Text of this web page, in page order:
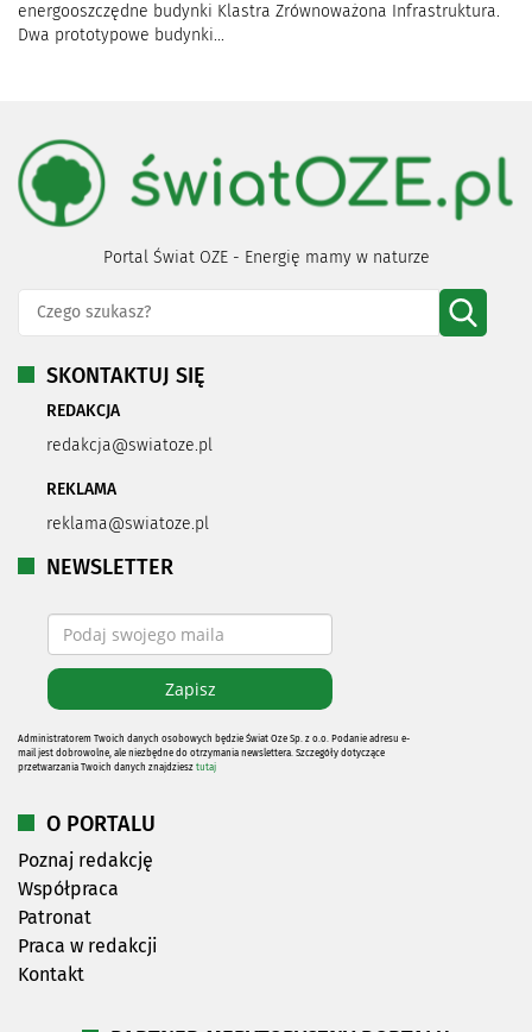
energooszczędne budynki Klastra Zrównoważona Infrastruktura.
Dwa prototypowe budynki...
Portal Świat OZE - Energię mamy w naturze
SKONTAKTUJ SIĘ
REDAKCJA
redakcja@swiatoze.pl
REKLAMA
reklama@swiatoze.pl
NEWSLETTER
Administratorem Twoich danych osobowych będzie Świat Oze Sp. z o.o. Podanie adresu e-
mail jest dobrowolne, ale niezbędne do otrzymania newslettera. Szczegóły dotyczące
przetwarzania Twoich danych znajdziesz tutaj
O PORTALU
Poznaj redakcję
Współpraca
Patronat
Praca w redakcji
Kontakt